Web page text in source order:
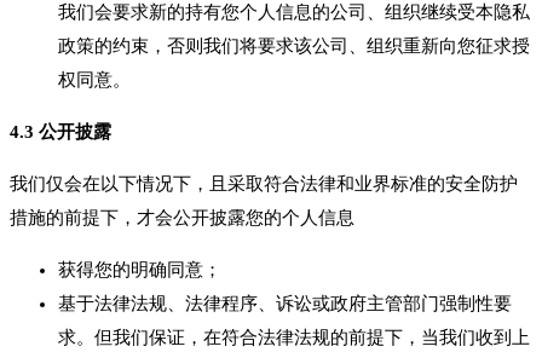
我们会要求新的持有您个人信息的公司、组织继续受本隐私
政策的约束，否则我们将要求该公司、组织重新向您征求授
权同意。
4.3 公开披露
我们仅会在以下情况下，且采取符合法律和业界标准的安全防护
措施的前提下，才会公开披露您的个人信息
获得您的明确同意；
基于法律法规、法律程序、诉讼或政府主管部门强制性要
求。但我们保证，在符合法律法规的前提下，当我们收到上